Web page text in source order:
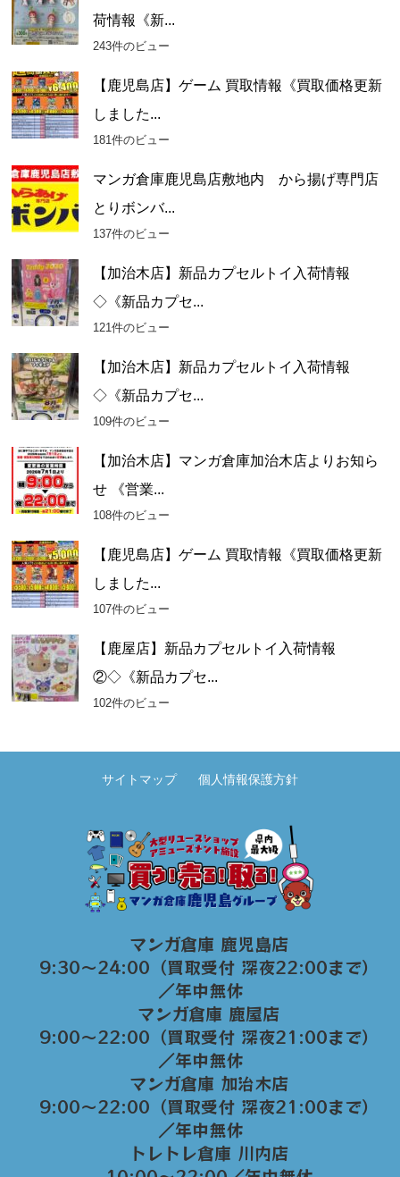
荷情報《新...
243件のビュー
【鹿児島店】ゲーム 買取情報《買取価格更新
しました...
181件のビュー
マンガ倉庫鹿児島店敷地内 から揚げ専門店
とりボンバ...
137件のビュー
【加治木店】新品カプセルトイ入荷情報
◇《新品カプセ...
121件のビュー
【加治木店】新品カプセルトイ入荷情報
◇《新品カプセ...
109件のビュー
【加治木店】マンガ倉庫加治木店よりお知ら
せ 《営業...
108件のビュー
【鹿児島店】ゲーム 買取情報《買取価格更新
しました...
107件のビュー
【鹿屋店】新品カプセルトイ入荷情報
②◇《新品カプセ...
102件のビュー
サイトマップ 個人情報保護方針
マンガ倉庫 鹿児島店
9:30～24:00（買取受付 深夜22:00まで）
／年中無休
マンガ倉庫 鹿屋店
9:00～22:00（買取受付 深夜21:00まで）
／年中無休
マンガ倉庫 加治木店
9:00〜22:00（買取受付 深夜21:00まで）
／年中無休
トレトレ倉庫 川内店